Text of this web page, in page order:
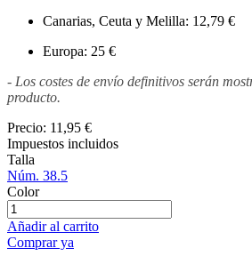
Canarias, Ceuta y Melilla: 12,79 €
Europa: 25 €
- Los costes de envío definitivos serán
producto.
Precio: 11,95 €
Impuestos incluidos
Talla
Núm. 38.5
Color
Añadir al carrito
Comprar ya